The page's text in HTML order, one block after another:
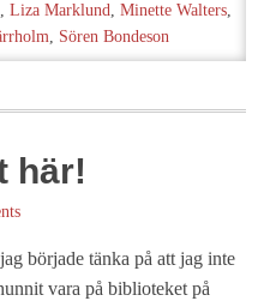
, Liza Marklund, Minette Walters,
, Sören Bondeson
här!
började tänka på att jag inte
vara på biblioteket på